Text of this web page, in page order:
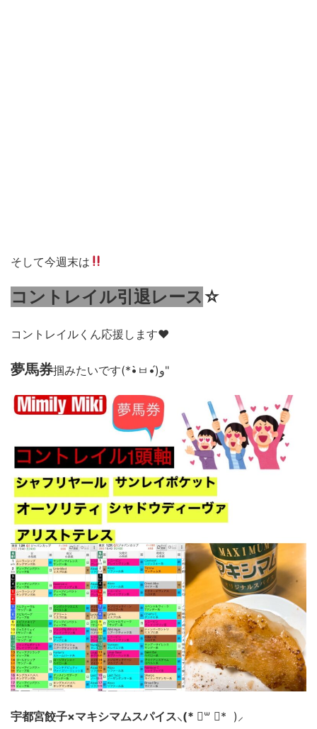
そして今週末は
コントレイル引退レース☆
コントレイルくん応援します♥️
夢馬券 掴みたいです(*•̀ㅂ•́)و"
宇都宮餃子×マキシマムスパイス⸜(* ॑꒳ ॑* ) ⸝